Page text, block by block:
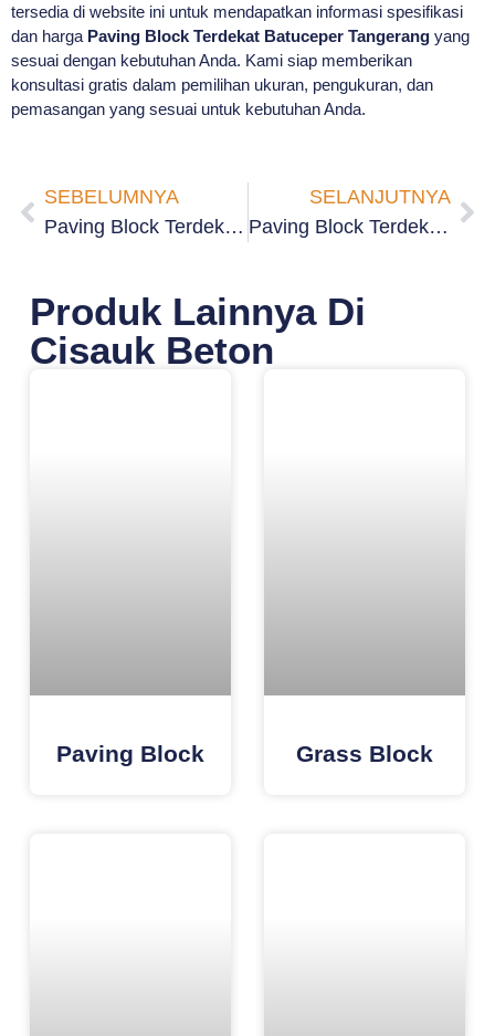
tersedia di website ini untuk mendapatkan informasi spesifikasi
dan harga Paving Block Terdekat Batuceper Tangerang yang
sesuai dengan kebutuhan Anda. Kami siap memberikan
konsultasi gratis dalam pemilihan ukuran, pengukuran, dan
pemasangan yang sesuai untuk kebutuhan Anda.
SEBELUMNYA
Paving Block Terdekat Kota Tangerang
SELANJUTNYA
Paving Block Terdekat Batujaya Tangerang
Produk Lainnya Di
Cisauk Beton
Paving Block Grass Block